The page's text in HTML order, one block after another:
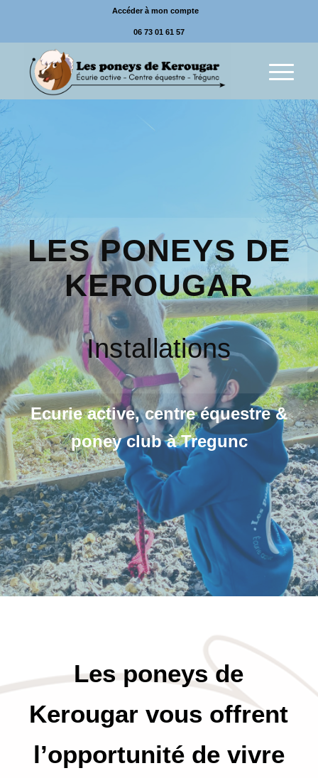
Accéder à mon compte
06 73 01 61 57
LES PONEYS DE
KEROUGAR
Installations
Ecurie active, centre équestre &
poney club à Tregunc
Les poneys de
Kerougar vous offrent
l’opportunité de vivre